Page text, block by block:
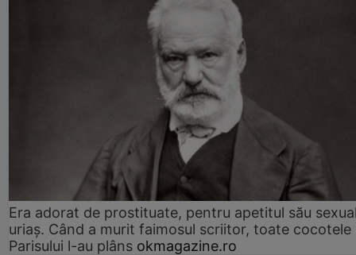
Era adorat de prostituate, pentru apetitul său
uriaș. Când a murit faimosul scriitor, toate cocotele
Parisului l-au plâns okmagazine.ro